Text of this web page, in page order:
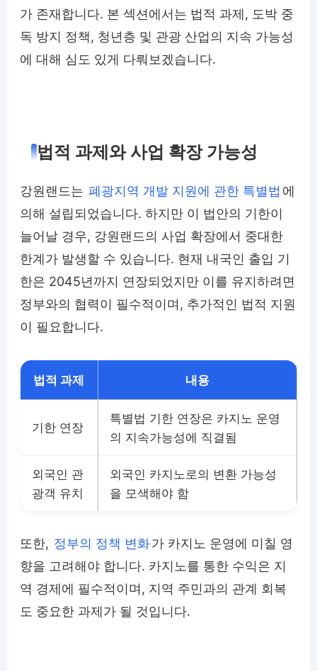
가 존재합니다. 본 섹션에서는 법적 과제, 도박 중
독 방지 정책, 청년층 및 관광 산업의 지속 가능성
에 대해 심도 있게 다뤄보겠습니다.
법적 과제와 사업 확장 가능성
강원랜드는 폐광지역 개발 지원에 관한 특별법 에
의해 설립되었습니다. 하지만 이 법안의 기한이
늘어날 경우, 강원랜드의 사업 확장에서 중대한
한계가 발생할 수 있습니다. 현재 내국인 출입 기
한은 2045년까지 연장되었지만 이를 유지하려면
정부와의 협력이 필수적이며, 추가적인 법적 지원
이 필요합니다.
법적 과제 내용
기한 연장
특별법 기한 연장은 카지노 운영
의 지속가능성에 직결됨
외국인 관
광객 유치
외국인 카지노로의 변환 가능성
을 모색해야 함
또한, 정부의 정책 변화가 카지노 운영에 미칠 영
향을 고려해야 합니다. 카지노를 통한 수익은 지
역 경제에 필수적이며, 지역 주민과의 관계 회복
도 중요한 과제가 될 것입니다.